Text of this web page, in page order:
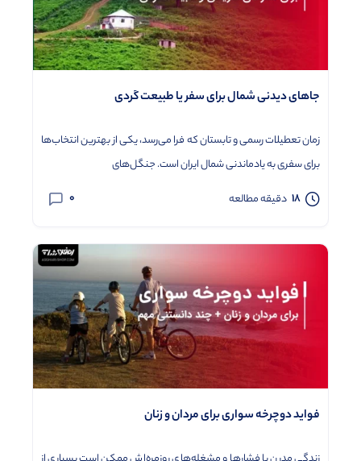
جاهای دیدنی شمال برای سفر یا طبیعت گردی
زمان تعطیلات رسمی و تابستان که فرا می‌رسد، یکی از بهترین انتخاب‌ها
برای سفری به یادماندنی شمال ایران است. جنگل‌های
18 دقیقه مطالعه 0
فواید دوچرخه سواری برای مردان و زنان